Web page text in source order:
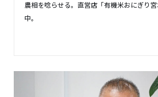
農相を唸らせる。直営店「有機米おにぎり
中。